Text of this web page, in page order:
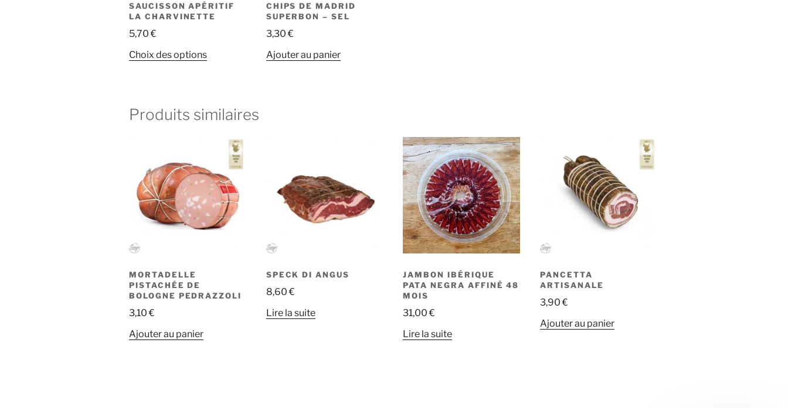
SAUCISSON APÉRITIF
LA CHARVINETTE
5,70€
Choix des optionsCe
variations.
options
peuvent
être
choisies
sur
la
page
CHIPS DE MADRID
SUPERBON – SEL
3,30€
Ajouter au panier
Produits similaires
MORTADELLE
PISTACHÉE DE
BOLOGNE PEDRAZZOLI
3,10€
Ajouter au panier
SPECK DI ANGUS
8,60€
Lire la suite
JAMBON IBÉRIQUE
PATA NEGRA AFFINÉ 48
MOIS
31,00€
Lire la suite
PANCETTA
ARTISANALE
3,90€
Ajouter au panier